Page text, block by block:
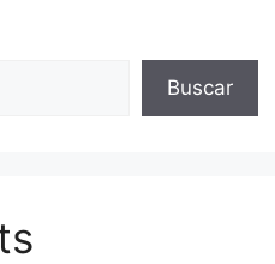
Buscar